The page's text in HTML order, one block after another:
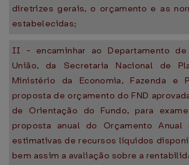
diretrizes gerais, o orçamento e as
estabelecidas;
II - encaminhar ao Departamento
União, da Secretaria Nacional de
Ministério da Economia, Fazenda e
proposta de orçamento do FND
de Orientação do Fundo, para
proposta anual do Orçamento
estimativas de recursos líquidos
bem assim a avaliação sobre a